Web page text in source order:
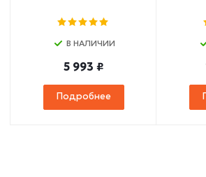
В НАЛИЧИИ
5 993 ₽
Подробнее